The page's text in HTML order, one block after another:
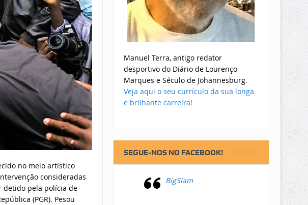
no meio artístico
consideradas
detido pela polícia de
(PGR). Pesou
Manuel Terra, antigo redator
desportivo do Diário de Lourenço
Marques e Século de Johannesburg.
Veja aqui o seu currículo da sua longa
e brilhante carreira!
SEGUE-NOS NO FACEBOOK!
BigSlam